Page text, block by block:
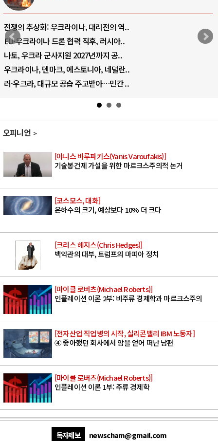
전쟁의 추상화: 우크라이나, 대리전의 역..
EU·우크라이나 드론 협력 직후, 러시아..
나토, 우크라 군사지원 2027년까지 공..
우크라이나, 덴마크, 에스토니아, 네덜란..
러·우크라, 대규모 공습 주고받아…민간 ..
오피니언
[야니스 바루파키스(Yanis Varoufakis)]
기술봉건제 가설을 위한 마르크스주의적 논거
[코스모스, 대화]
은하수의 크기, 예상보다 10% 더 크다
[크리스 헤지스(Chris Hedges)]
백악관의 대부, 트럼프의 마피아 정치
[마이클 로버츠(Michael Roberts)]
인플레이션 이론 2부: 비주류 경제학과 마르크스주의
[전자산업 직업병의 시작, 실리콘밸리 IBM 노동자]
④ 좋아했던 회사에서 암을 얻어 떠난 남편
[마이클 로버츠(Michael Roberts)]
인플레이션 이론 1부: 주류 경제학
독자제보 newscham@gmail.com